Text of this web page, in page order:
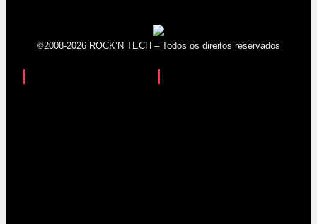
©2008-2026 ROCK’N TECH – Todos os direitos reservados